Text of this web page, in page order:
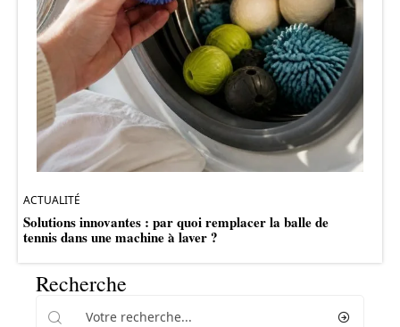
ACTUALITÉ
Solutions innovantes : par quoi remplacer la balle de
tennis dans une machine à laver ?
Recherche